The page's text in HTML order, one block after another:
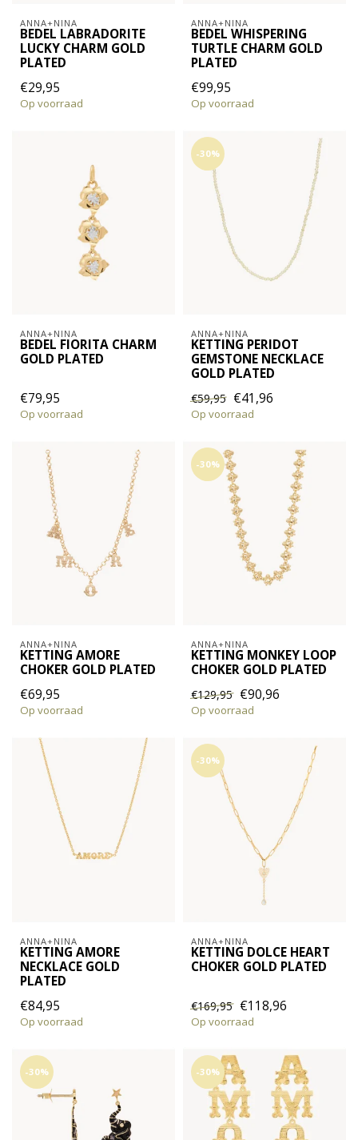
ANNA+NINA
BEDEL LABRADORITE
LUCKY CHARM GOLD
PLATED
€29,95
Op voorraad
ANNA+NINA
BEDEL WHISPERING
TURTLE CHARM GOLD
PLATED
€99,95
Op voorraad
ANNA+NINA
BEDEL FIORITA CHARM
GOLD PLATED
€79,95
Op voorraad
-30%
ANNA+NINA
KETTING PERIDOT
GEMSTONE NECKLACE
GOLD PLATED
€59,95 €41,96
Op voorraad
ANNA+NINA
KETTING AMORE
CHOKER GOLD PLATED
€69,95
Op voorraad
-30%
ANNA+NINA
KETTING MONKEY LOOP
CHOKER GOLD PLATED
€129,95 €90,96
Op voorraad
ANNA+NINA
KETTING AMORE
NECKLACE GOLD
PLATED
€84,95
Op voorraad
-30%
ANNA+NINA
KETTING DOLCE HEART
CHOKER GOLD PLATED
€169,95 €118,96
Op voorraad
-30% -30%